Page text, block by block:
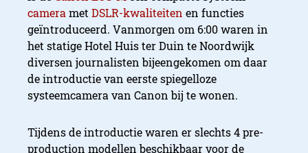
camera met DSLR-kwaliteiten en functies
geïntroduceerd. Vanmorgen om 6:00 waren in
het statige Hotel Huis ter Duin te Noordwijk
diversen journalisten bijeengekomen om daar
de introductie van eerste spiegelloze
systeemcamera van Canon bij te wonen.
Tijdens de introductie waren er slechts 4 pre-
production modellen beschikbaar voor de